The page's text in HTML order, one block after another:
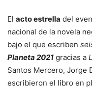
El acto estrella del
nacional de la novela
bajo el que escriben
Planeta 2021 gracias a
Santos Mercero, Jorge
escribieron el libro en